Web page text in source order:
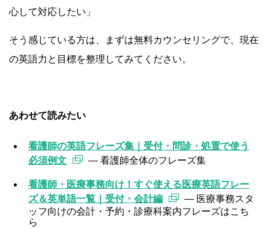
心して対応したい」
そう感じている方は、まずは無料カウンセリングで、現在
の英語力と目標を整理してみてください。
あわせて読みたい
看護師の英語フレーズ集｜受付・問診・処置で使う
必須例文
— 看護師全体のフレーズ集
看護師・医療事務向け！すぐ使える医療英語フレー
ズ＆英単語一覧｜受付・会計編
— 医療事務スタ
ッフ向けの会計・予約・診療科案内フレーズはこち
ら